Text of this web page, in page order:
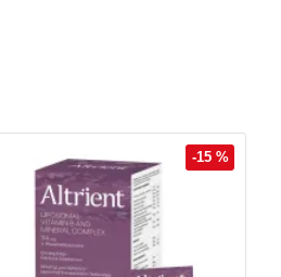
-15 %